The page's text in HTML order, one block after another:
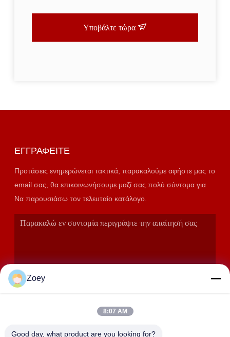
Υποβάλτε τώρα
ΕΓΓΡΑΦΕΊΤΕ
Προτάσεις ενημερώνεται τακτικά, παρακαλούμε αφήστε μας το
email σας, θα επικοινωνήσουμε μαζί σας πολύ σύντομα για
Να παρουσιάσω τον τελευταίο κατάλογο.
Zoey
8:07 AM
Good day, what product are you looking for?